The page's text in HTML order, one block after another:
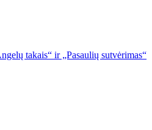
takais“ ir „Pasaulių sutvėrimas“